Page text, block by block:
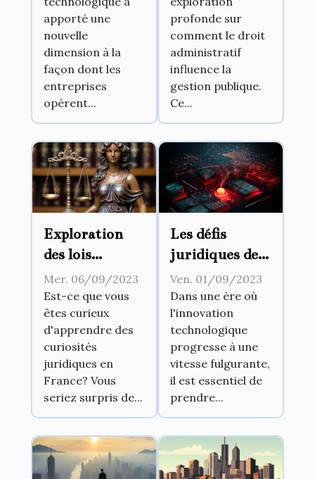
des documents
légaux pour les
entreprises
apporté une
nouvelle
dimension à la
façon dont les
entreprises
opèrent...
gestion
publique
profonde sur
comment le droit
administratif
influence la
gestion publique.
Ce...
Exploration
des lois
insolites en
France
Mer. 06/09/2023
Est-ce que vous
êtes curieux
d'apprendre des
curiosités
juridiques en
France? Vous
seriez surpris de...
Les défis
juridiques de
l'innovation
technologique
Ven. 01/09/2023
Dans une ère où
l'innovation
technologique
progresse à une
vitesse fulgurante,
il est essentiel de
prendre...